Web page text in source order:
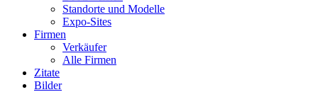
Standorte und Modelle
Expo-Sites
Firmen
Verkäufer
Alle Firmen
Zitate
Bilder